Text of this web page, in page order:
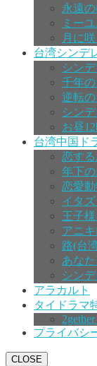
永遠
ミー
月に
台湾シンデ
シン
千年
逆転
シン
お昼
台湾中国ド
恋する
年下
恋愛
イタ
王子
アニ
路(台
あな
シン
アラカルト
タイドラマ
プライバシ
CLOSE